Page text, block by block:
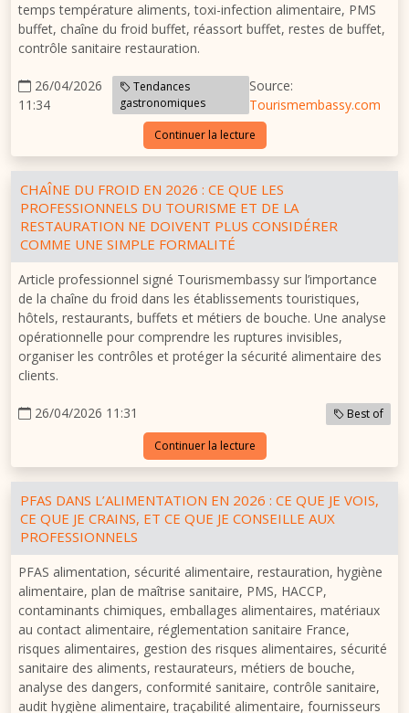
temps température aliments, toxi-infection alimentaire, PMS
buffet, chaîne du froid buffet, réassort buffet, restes de buffet,
contrôle sanitaire restauration.
26/04/2026
11:34
Tendances
gastronomiques
Source:
Tourismembassy.com
Continuer la lecture
CHAÎNE DU FROID EN 2026 : CE QUE LES
PROFESSIONNELS DU TOURISME ET DE LA
RESTAURATION NE DOIVENT PLUS CONSIDÉRER
COMME UNE SIMPLE FORMALITÉ
Article professionnel signé Tourismembassy sur l’importance
de la chaîne du froid dans les établissements touristiques,
hôtels, restaurants, buffets et métiers de bouche. Une analyse
opérationnelle pour comprendre les ruptures invisibles,
organiser les contrôles et protéger la sécurité alimentaire des
clients.
26/04/2026 11:31 Best of
Continuer la lecture
PFAS DANS L’ALIMENTATION EN 2026 : CE QUE JE VOIS,
CE QUE JE CRAINS, ET CE QUE JE CONSEILLE AUX
PROFESSIONNELS
PFAS alimentation, sécurité alimentaire, restauration, hygiène
alimentaire, plan de maîtrise sanitaire, PMS, HACCP,
contaminants chimiques, emballages alimentaires, matériaux
au contact alimentaire, réglementation sanitaire France,
risques alimentaires, gestion des risques alimentaires, sécurité
sanitaire des aliments, restaurateurs, métiers de bouche,
analyse des dangers, conformité sanitaire, contrôle sanitaire,
audit hygiène alimentaire, traçabilité alimentaire, fournisseurs